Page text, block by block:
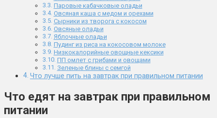
Паровые кабачковые оладьи
Овсяная каша с медом и орехами
Сырники из творога с кокосом
Овсяные оладьи
Яблочные оладьи
Пудинг из риса на кокосовом молоке
Низкокалорийные овощные кексики
ПП омлет с грибами и овощами
Зеленые блины с семгой
Что лучше пить на завтрак при правильном питании
Что едят на завтрак при правильном
питании